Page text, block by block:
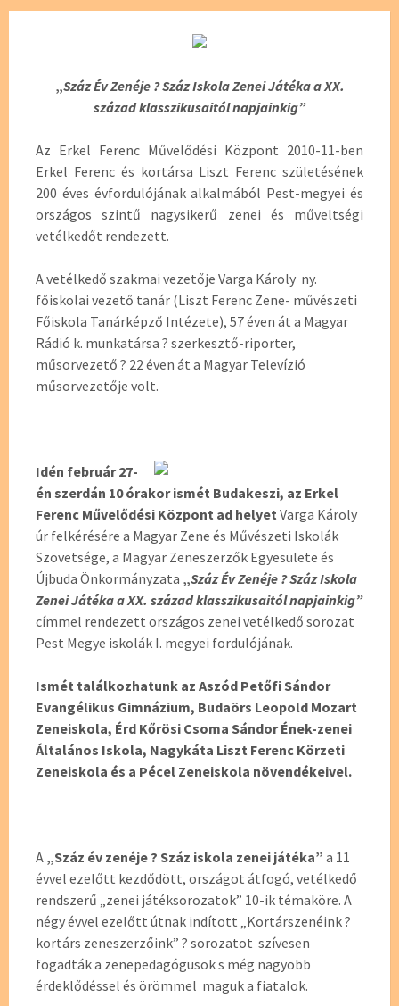
„Száz Év Zenéje ? Száz Iskola Zenei Játékaa XX.
század klasszikusaitól napjainkig”
Az Erkel Ferenc Művelődési Központ 2010-11-ben
Erkel Ferenc és kortársa Liszt Ferenc születésének
200 éves évfordulójának alkalmából Pest-megyei és
országos szintű nagysikerű zenei és műveltségi
vetélkedőt rendezett.
A vetélkedő szakmai vezetője Varga Károly ny.
főiskolai vezető tanár (Liszt Ferenc Zene- művészeti
Főiskola Tanárképző Intézete), 57 éven át a Magyar
Rádió k. munkatársa ? szerkesztő-riporter,
műsorvezető ? 22 éven át a Magyar Televízió
műsorvezetője volt.
Idén február 27-
én szerdán 10 órakor ismét Budakeszi, az Erkel
Ferenc Művelődési Központ ad helyet Varga Károly
úr felkérésére a Magyar Zene és Művészeti Iskolák
Szövetsége, a Magyar Zeneszerzők Egyesülete és
Újbuda Önkormányzata „Száz Év Zenéje ? Száz Iskola
Zenei Játékaa XX. század klasszikusaitól napjainkig”
címmel rendezett országos zenei vetélkedő sorozat
Pest Megye iskolák I. megyei fordulójának.
Ismét találkozhatunk az Aszód Petőfi Sándor
Evangélikus Gimnázium, Budaörs Leopold Mozart
Zeneiskola, Érd Kőrösi Csoma Sándor Ének-zenei
Általános Iskola, Nagykáta Liszt Ferenc Körzeti
Zeneiskola és a Pécel Zeneiskola növendékeivel.
A „Száz év zenéje ? Száz iskola zenei játéka” a 11
évvel ezelőtt kezdődött, országot átfogó, vetélkedő
rendszerű „zenei játéksorozatok” 10-ik témaköre. A
négy évvel ezelőtt útnak indított „Kortárszenéink ?
kortárs zeneszerzőink” ? sorozatot szívesen
fogadták a zenepedagógusok s még nagyobb
érdeklődéssel és örömmel maguk a fiatalok.